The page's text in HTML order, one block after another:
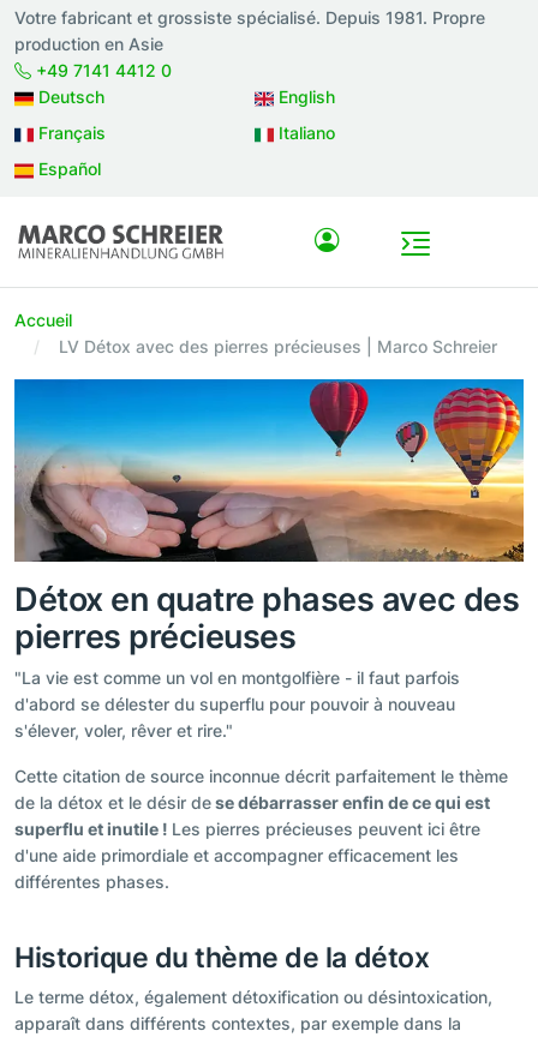
Votre fabricant et grossiste spécialisé. Depuis 1981. Propre
production en Asie
+49 7141 4412 0
Deutsch
English
Français
Italiano
Español
Accueil
LV Détox avec des pierres précieuses | Marco Schreier
Détox en quatre phases avec des
pierres précieuses
"La vie est comme un vol en montgolfière - il faut parfois
d'abord se délester du superflu pour pouvoir à nouveau
s'élever, voler, rêver et rire."
Cette citation de source inconnue décrit parfaitement le thème
de la détox et le désir dese débarrasser enfin de ce qui est
superflu et inutile ! Les pierres précieuses peuvent ici être
d'une aide primordiale et accompagner efficacement les
différentes phases.
Historique du thème de la détox
Le terme détox, également détoxification ou désintoxication,
apparaît dans différents contextes, par exemple dans la